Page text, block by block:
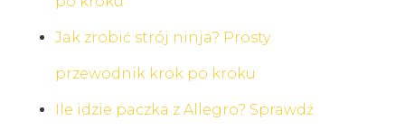
Jak zrobić strój ninja? Prosty
przewodnik krok po kroku
Ile idzie paczka z Allegro? Sprawdź